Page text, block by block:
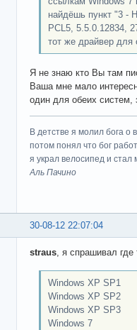
найдёшь пункт "3 -
PCL5, 5.5.0.12834,
тот же драйвер для
Я не знаю кто Вы там
Ваша мне мало
один для обеих систем,
В детстве я молил бога о
потом понял что бог
я украл велосипед и стал
Аль Пачино
30-08-12 22:07:04
straus , я спрашивал
Windows XP SP1
Windows XP SP2
Windows XP SP3
Windows 7